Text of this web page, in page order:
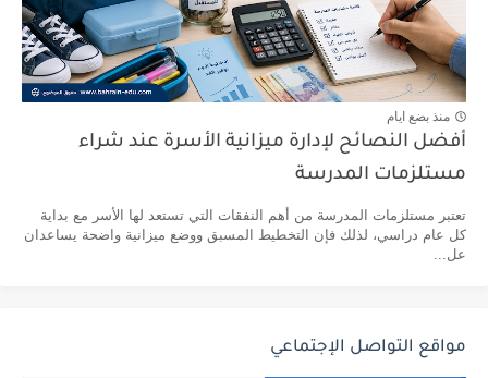
منذ بضع ايام
أفضل النصائح لإدارة ميزانية الأسرة عند شراء
مستلزمات المدرسة
تعتبر مستلزمات المدرسة من أهم النفقات التي تستعد لها الأسر مع بداية
كل عام دراسي، لذلك فإن التخطيط المسبق ووضع ميزانية واضحة يساعدان
عل...
مواقع التواصل الإجتماعي